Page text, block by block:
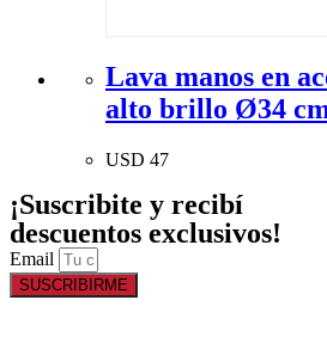
Lava manos en
alto brillo Ø34
USD 47
¡Suscribite y recibí
descuentos exclusivos!
Email
SUSCRIBIRME